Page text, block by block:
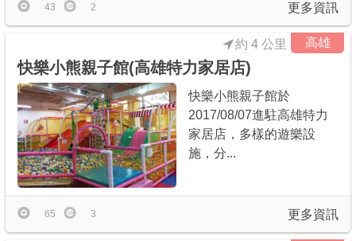
更多資訊
43 2
高雄
快樂小熊親子館(高雄特力家居店)
約 4 公里
快樂小熊親子館於
2017/08/07進駐高雄特力
家居店，多樣的遊樂設
施，分...
更多資訊
65 3